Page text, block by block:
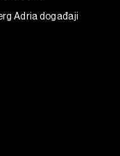
Adria događaji